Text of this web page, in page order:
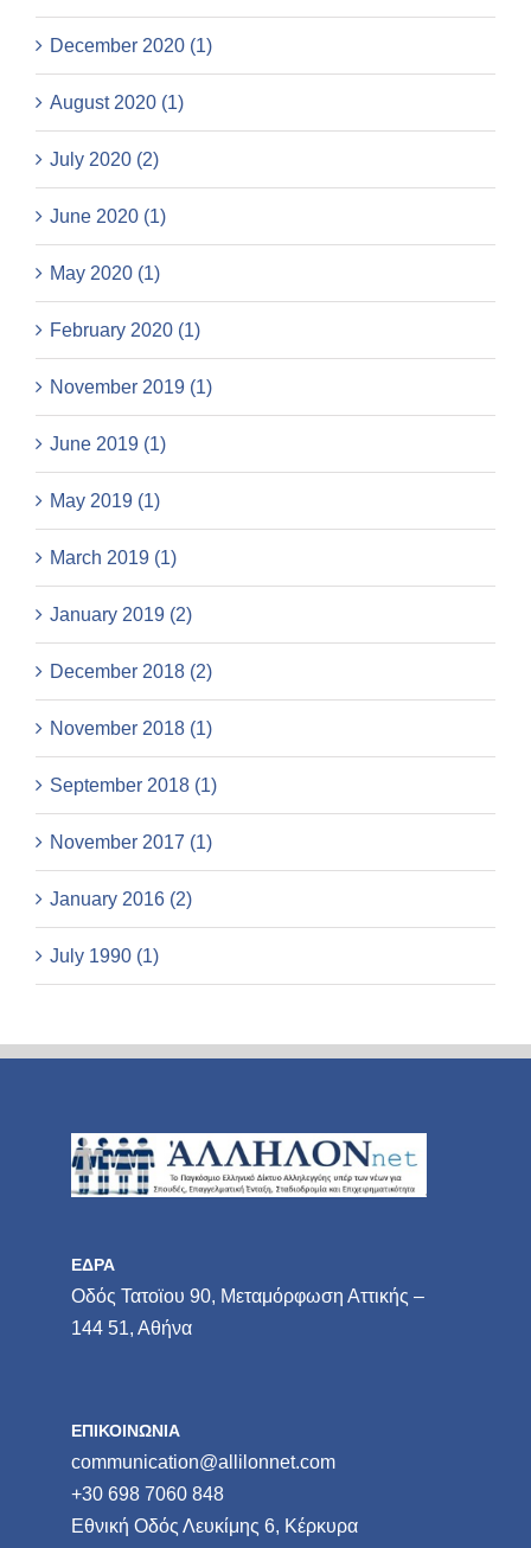
December 2020 (1)
August 2020 (1)
July 2020 (2)
June 2020 (1)
May 2020 (1)
February 2020 (1)
November 2019 (1)
June 2019 (1)
May 2019 (1)
March 2019 (1)
January 2019 (2)
December 2018 (2)
November 2018 (1)
September 2018 (1)
November 2017 (1)
January 2016 (2)
July 1990 (1)
ΕΔΡΑ
Οδός Τατοϊου 90, Μεταμόρφωση Αττικής –
144 51, Αθήνα
ΕΠΙΚΟΙΝΩΝΙΑ
communication@allilonnet.com
+30 698 7060 848
Εθνική Οδός Λευκίμης 6, Κέρκυρα